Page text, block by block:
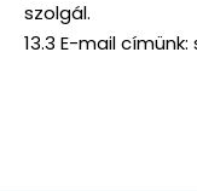
szolgál.
13.3 E-mail